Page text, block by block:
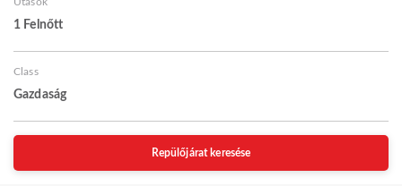
1 Felnőtt
Class
Gazdaság
Repülőjárat keresése